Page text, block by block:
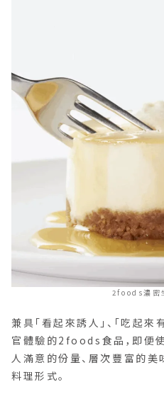
2foods濃密
兼具「看起來誘人」、「吃起來
官體驗的2foods食品，即便
人滿意的份量、層次豐富的
料理形式。